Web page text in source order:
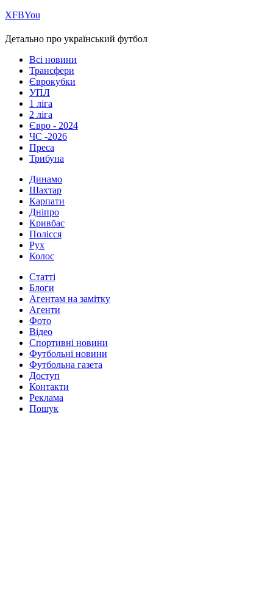
ХFBYou
Детально про український футбол
Всі новини
Трансфери
Єврокубки
УПЛ
1 ліга
2 ліга
Євро - 2024
ЧС -2026
Преса
Трибуна
Динамо
Шахтар
Карпати
Дніпро
Кривбас
Полісся
Рух
Колос
Статті
Блоги
Агентам на замітку
Агенти
Фото
Відео
Спортивні новини
Футбольні новини
Футбольна газета
Доступ
Контакти
Реклама
Пошук